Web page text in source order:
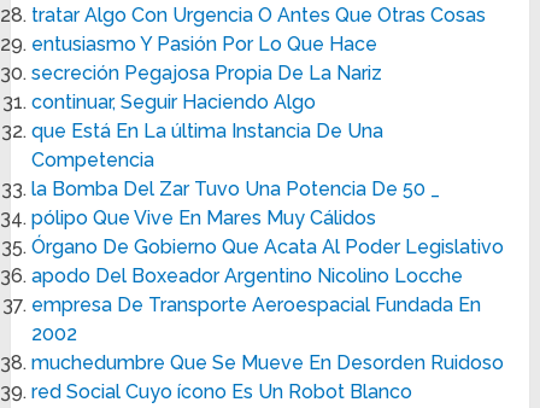
tratar Algo Con Urgencia O Antes Que Otras Cosas
entusiasmo Y Pasión Por Lo Que Hace
secreción Pegajosa Propia De La Nariz
continuar, Seguir Haciendo Algo
que Está En La última Instancia De Una
Competencia
la Bomba Del Zar Tuvo Una Potencia De 50 _
pólipo Que Vive En Mares Muy Cálidos
Órgano De Gobierno Que Acata Al Poder Legislativo
apodo Del Boxeador Argentino Nicolino Locche
empresa De Transporte Aeroespacial Fundada En
2002
muchedumbre Que Se Mueve En Desorden Ruidoso
red Social Cuyo ícono Es Un Robot Blanco